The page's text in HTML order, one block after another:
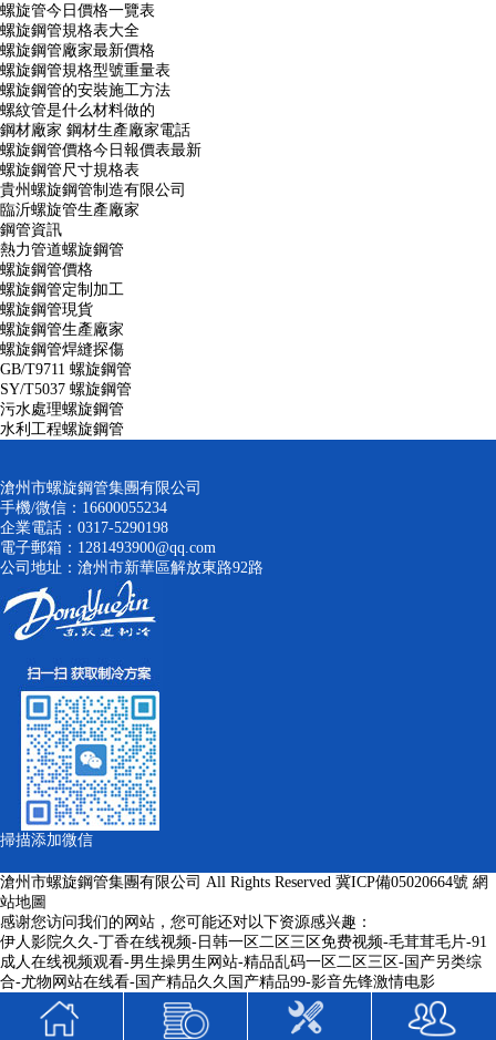
螺旋管今日價格一覽表
螺旋鋼管規格表大全
螺旋鋼管廠家最新價格
螺旋鋼管規格型號重量表
螺旋鋼管的安裝施工方法
螺紋管是什么材料做的
鋼材廠家 鋼材生產廠家電話
螺旋鋼管價格今日報價表最新
螺旋鋼管尺寸規格表
貴州螺旋鋼管制造有限公司
臨沂螺旋管生產廠家
鋼管資訊
熱力管道螺旋鋼管
螺旋鋼管價格
螺旋鋼管定制加工
螺旋鋼管現貨
螺旋鋼管生產廠家
螺旋鋼管焊縫探傷
GB/T9711 螺旋鋼管
SY/T5037 螺旋鋼管
污水處理螺旋鋼管
水利工程螺旋鋼管
滄州市螺旋鋼管集團有限公司
手機/微信：16600055234
企業電話：0317-5290198
電子郵箱：1281493900@qq.com
公司地址：滄州市新華區解放東路92路
掃描添加微信
滄州市螺旋鋼管集團有限公司 All Rights Reserved 冀ICP備05020664號 網
站地圖
感谢您访问我们的网站，您可能还对以下资源感兴趣：
伊人影院久久-丁香在线视频-日韩一区二区三区免费视频-毛茸茸毛片-91
成人在线视频观看-男生操男生网站-精品乱码一区二区三区-国产另类综
合-尤物网站在线看-国产精品久久国产精品99-影音先锋激情电影